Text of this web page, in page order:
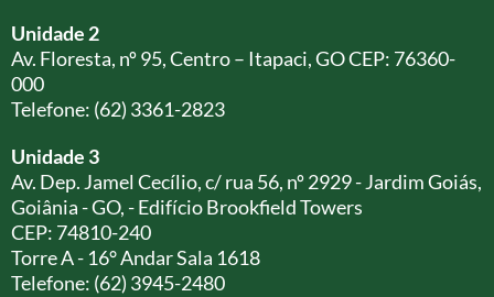
Unidade 2
Av. Floresta, nº 95, Centro – Itapaci, GO CEP: 76360-
000
Telefone: (62) 3361-2823
Unidade 3
Av. Dep. Jamel Cecílio, c/ rua 56, nº 2929 - Jardim Goiás,
Goiânia - GO, - Edifício Brookfield Towers
CEP: 74810-240
Torre A - 16° Andar Sala 1618
Telefone: (62) 3945-2480